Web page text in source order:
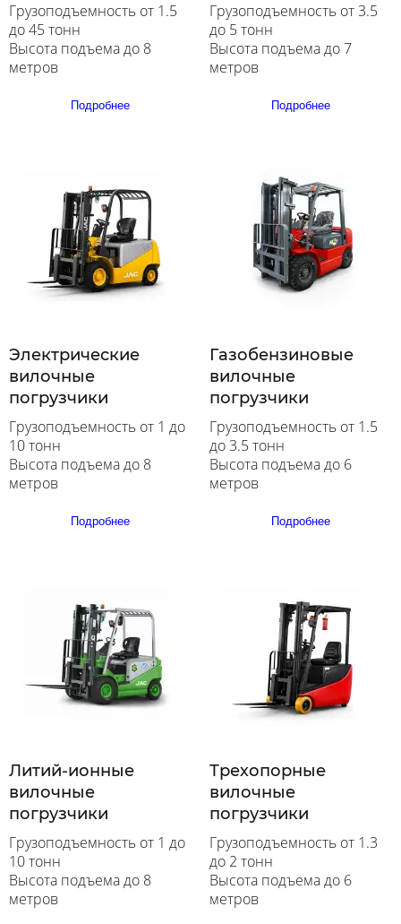
Грузоподъемность от 1.5
до 45 тонн
Высота подъема до 8
метров
Подробнее
Грузоподъемность от 3.5
до 5 тонн
Высота подъема до 7
метров
Подробнее
Электрические
вилочные
погрузчики
Грузоподъемность от 1 до
10 тонн
Высота подъема до 8
метров
Подробнее
Газобензиновые
вилочные
погрузчики
Грузоподъемность от 1.5
до 3.5 тонн
Высота подъема до 6
метров
Подробнее
Литий-ионные
вилочные
погрузчики
Грузоподъемность от 1 до
10 тонн
Высота подъема до 8
метров
Трехопорные
вилочные
погрузчики
Грузоподъемность от 1.3
до 2 тонн
Высота подъема до 6
метров